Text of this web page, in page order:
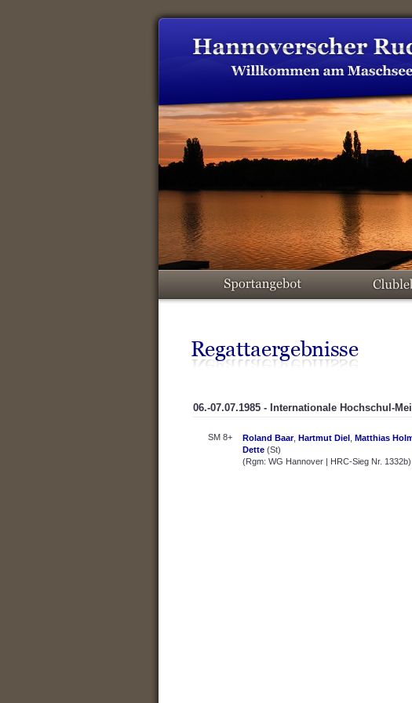
06.-07.07.1985 - Internationale Hochschul-
SM 8+ Roland Baar, Hartmut Diel Matthias
Dette (St)
(Rgm: WG Hannover | HRC-Sieg Nr. 1332b)